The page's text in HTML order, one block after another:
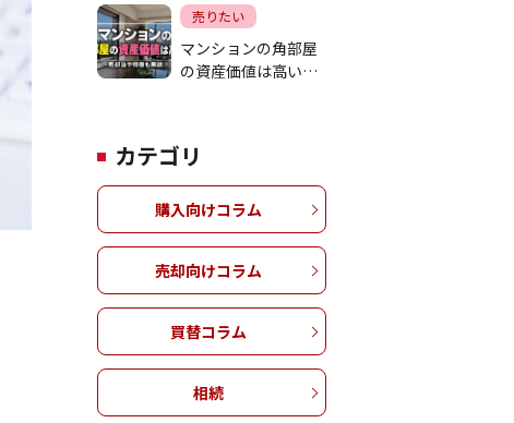
売りたい
マンションの角部屋
の資産価値は高い？
カテゴリ
購入向けコラム
売却向けコラム
買替コラム
相続